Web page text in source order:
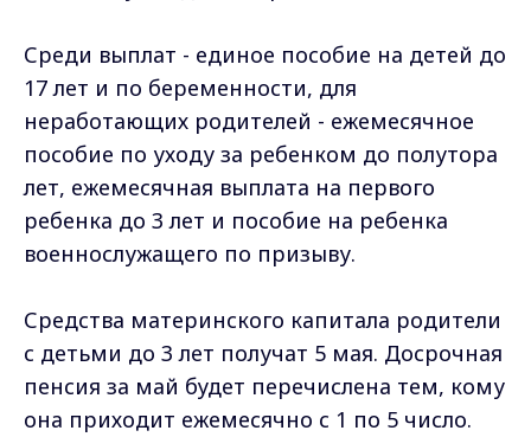
Среди выплат - единое пособие на детей до
17 лет и по беременности, для
неработающих родителей - ежемесячное
пособие по уходу за ребенком до полутора
лет, ежемесячная выплата на первого
ребенка до 3 лет и пособие на ребенка
военнослужащего по призыву.
Средства материнского капитала родители
с детьми до 3 лет получат 5 мая. Досрочная
пенсия за май будет перечислена тем, кому
она приходит ежемесячно с 1 по 5 число.